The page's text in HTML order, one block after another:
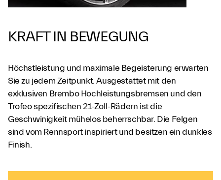
KRAFT IN BEWEGUNG
Höchstleistung und maximale Begeisterung erwarten
Sie zu jedem Zeitpunkt. Ausgestattet mit den
exklusiven Brembo Hochleistungsbremsen und den
Trofeo spezifischen 21-Zoll-Rädern ist die
Geschwinigkeit mühelos beherrschbar. Die Felgen
sind vom Rennsport inspiriert und besitzen ein dunkles
Finish.